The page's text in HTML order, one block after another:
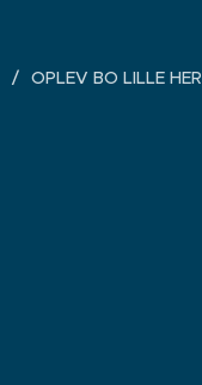
OPLEV BO LILLE HER